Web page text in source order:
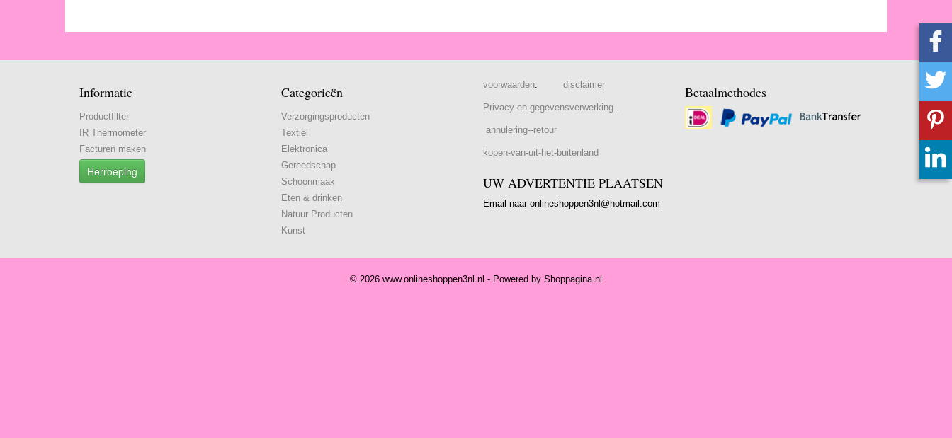
Informatie
Productfilter
IR Thermometer
Facturen maken
Herroeping
Categorieën
Verzorgingsproducten
Textiel
Elektronica
Gereedschap
Schoonmaak
Eten & drinken
Natuur Producten
Kunst
voorwaarden disclaimer
Privacy en gegevensverwerking .
annulering--retour
kopen-van-uit-het-buitenland
UW ADVERTENTIE PLAATSEN
Email naar onlineshoppen3nl@hotmail.com
Betaalmethodes
© 2026 www.onlineshoppen3nl.nl - Powered by Shoppagina.nl